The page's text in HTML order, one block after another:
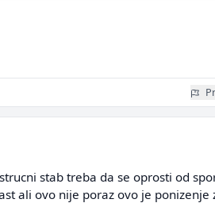
stab treba da se oprosti od
ali ovo nije poraz ovo je ponizenje